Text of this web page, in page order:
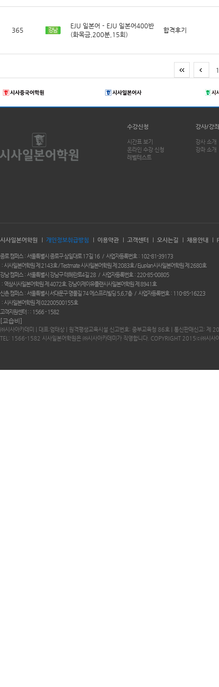
365 강남
EJU 일본어 - EJU 일본어400반
(화목금,200분,15회)
합격후기
수강신청
시간표 보기
온라인 수강 신청
레벨테스트
강사/강좌
강사 소개
강좌 소개
시사일본어학원 개인정보취급방침 이용약관 고객센터 오시는길 채용안내
종로 캠퍼스 서울특별시 종로구 삼일대로 17길 16 사업자등록번호
102-81-39173
시사일본어학원 제 2143호 / Testmate 시사일본어학원 제 2083호 / Ejuplan시사일본어학원 제 2680호
강남 캠퍼스
서울특별시 강남구 테헤란로4길 28 사업자등록번호
220-85-00805
역삼시사일본어학원 제 4072호. 강남이제이유플랜시사일본어학원 제 8941호
신촌 캠퍼스
서울특별시 서대문구 명물길 74 에스프리빌딩 5,6,7층 사업자등록번호
110-85-16223
시사일본어학원 제 02200500155호
고객지원센터 :
1566 - 1582
[교습비]
㈜시사아카데미 | 대표:엄태상 | 원격평생교육시설 신고번호: 중부교육청 86호 | 통신판매신고: 제
TEL: 1566-1582 시사일본어학원은 ㈜시사아카데미가 직영합니다. COPYRIGHT 2015ⓒ㈜시사